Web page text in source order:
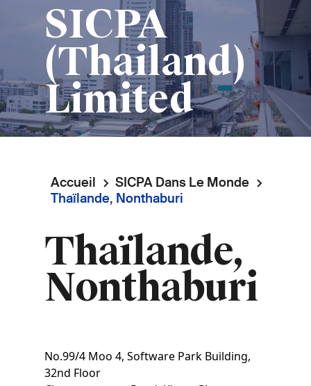
SICPA
(Thailand)
Limited
Fil
d'Ariane
Accueil
SICPA Dans Le Monde
Thaïlande, Nonthaburi
Thaïlande,
Nonthaburi
No.99/4 Moo 4, Software Park Building,
32nd Floor